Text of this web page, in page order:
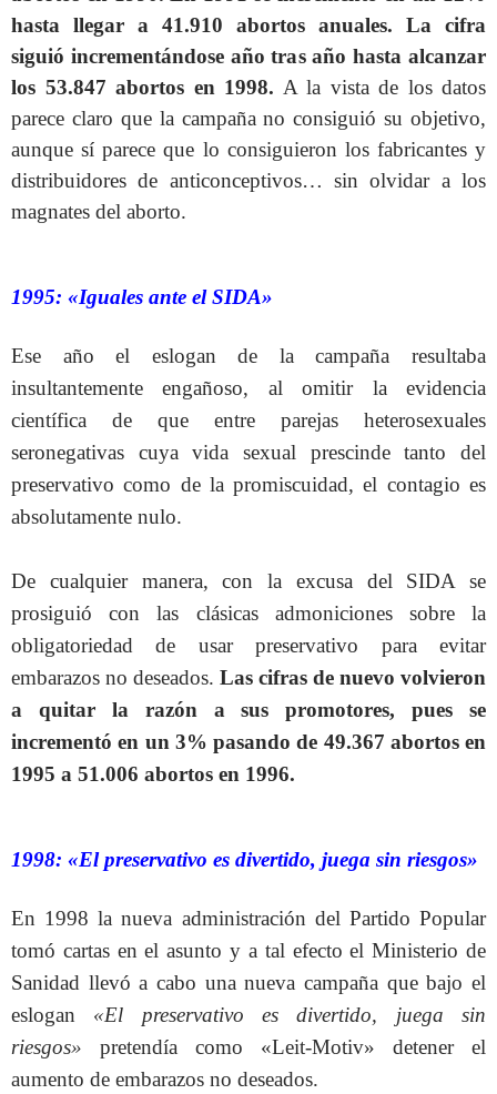
hasta llegar a 41.910 abortos anuales. La cifra
siguió incrementándose año tras año hasta alcanzar
los 53.847 abortos en 1998. A la vista de los datos
parece claro que la campaña no consiguió su objetivo,
aunque sí parece que lo consiguieron los fabricantes y
distribuidores de anticonceptivos… sin olvidar a los
magnates del aborto.
1995: «Iguales ante el SIDA»
Ese año el eslogan de la campaña resultaba
insultantemente engañoso, al omitir la evidencia
científica de que entre parejas heterosexuales
seronegativas cuya vida sexual prescinde tanto del
preservativo como de la promiscuidad, el contagio es
absolutamente nulo.
De cualquier manera, con la excusa del SIDA se
prosiguió con las clásicas admoniciones sobre la
obligatoriedad de usar preservativo para evitar
embarazos no deseados. Las cifras de nuevo volvieron
a quitar la razón a sus promotores, pues se
incrementó en un 3% pasando de 49.367 abortos en
1995 a 51.006 abortos en 1996.
1998: «El preservativo es divertido, juega sin riesgos»
En 1998 la nueva administración del Partido Popular
tomó cartas en el asunto y a tal efecto el Ministerio de
Sanidad llevó a cabo una nueva campaña que bajo el
eslogan «El preservativo es divertido, juega sin
riesgos» pretendía como «Leit-Motiv» detener el
aumento de embarazos no deseados.